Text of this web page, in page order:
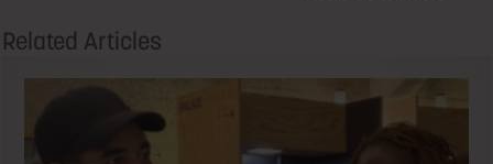
Related Articles